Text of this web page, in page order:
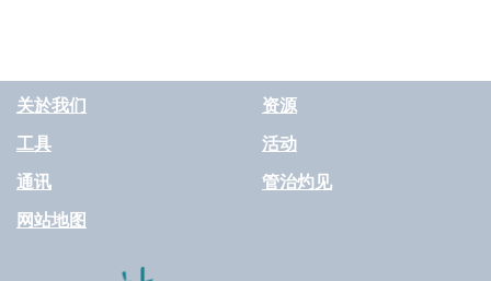
关於我们 资源
工具 活动
通讯 管治灼见
网站地图